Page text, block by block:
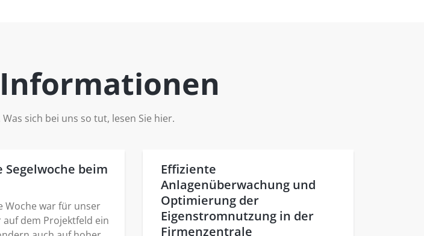
sich bei uns so tut, lesen Sie hier.
Segelwoche beim
Woche war für unser
dem Projektfeld ein
Effiziente
Anlagenüberwachung und
Optimierung der
Eigenstromnutzung in der
Firmenzentrale